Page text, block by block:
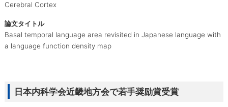
Cerebral Cortex
論文タイトル
Basal temporal language area revisited in Japanese language with
a language function density map
日本内科学会近畿地方会で若手奨励賞受賞